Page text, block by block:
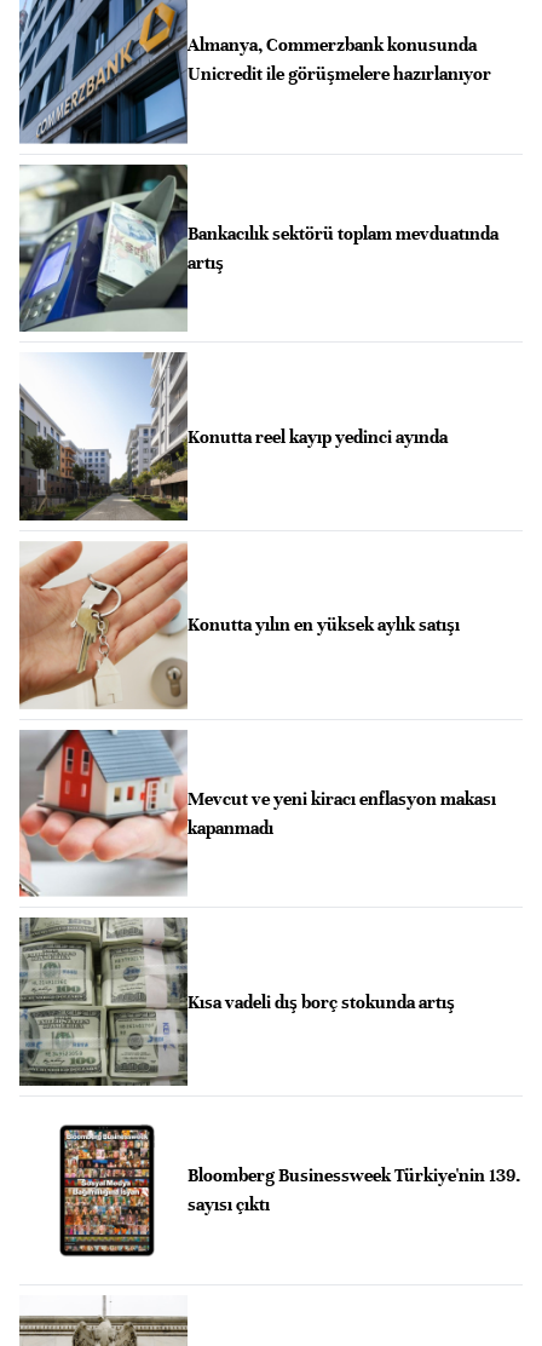
Almanya, Commerzbank konusunda
Unicredit ile görüşmelere hazırlanıyor
Bankacılık sektörü toplam mevduatında
artış
Konutta reel kayıp yedinci ayında
Konutta yılın en yüksek aylık satışı
Mevcut ve yeni kiracı enflasyon makası
kapanmadı
Kısa vadeli dış borç stokunda artış
Bloomberg Businessweek Türkiye'nin 139.
sayısı çıktı